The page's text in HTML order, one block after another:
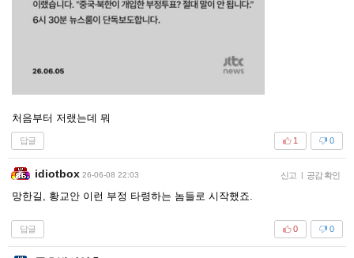
처음부터 저랬는데 뭐
답글 0
1
idiotbox 26-06-08 22:03 신고 | 공감 확인
망한길, 황교안 이런 부정 타령하는 놈들로 시작했죠.
답글 0
0